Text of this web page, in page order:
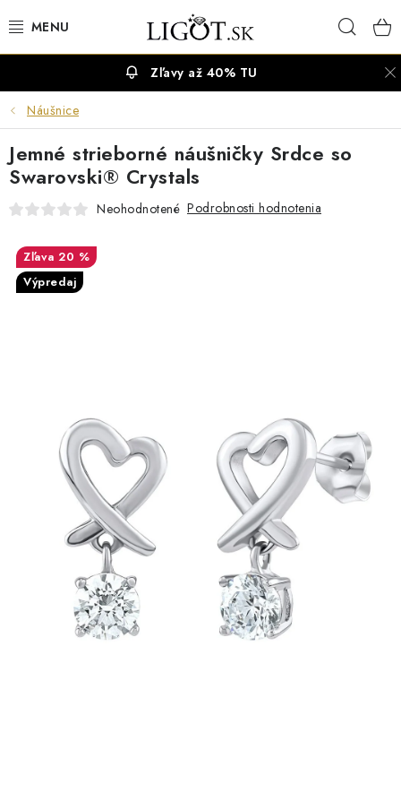
na
NÁHRDELNÍKY
NÁRAMKY
PRSTENE
SETY ŠPERKOV
Doprava a platba Vrátenie, výmena, reklamácia
Obchodné podmienky
Ochrana súkromia
Zľavy až 40% TU
Náušnice
Jemné strieborné náušničky Srdce so
Swarovski® Crystals
Neohodnotené Podrobnosti hodnotenia
20 %
Výpredaj